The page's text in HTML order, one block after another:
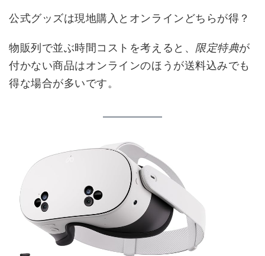
公式グッズは現地購入とオンラインどちらが得？
物販列で並ぶ時間コストを考えると、 限定特典が
付かない商品はオンラインのほうが送料込みでも
得な場合が多いです。